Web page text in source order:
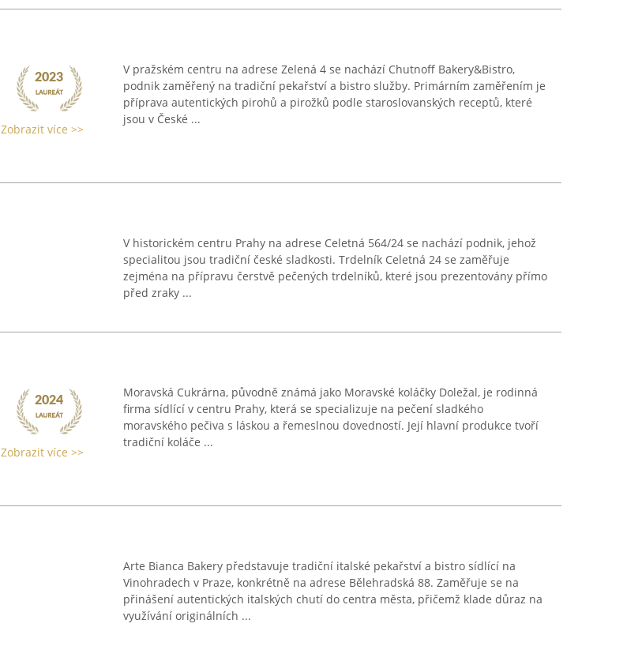
Zobrazit více >>
V pražském centru na adrese Zelená 4 se nachází Chutnoff Bakery&Bistro,
podnik zaměřený na tradiční pekařství a bistro služby. Primárním zaměřením je
příprava autentických pirohů a pirožků podle staroslovanských receptů, které
jsou v České ...
V historickém centru Prahy na adrese Celetná 564/24 se nachází podnik, jehož
specialitou jsou tradiční české sladkosti. Trdelník Celetná 24 se zaměřuje
zejména na přípravu čerstvě pečených trdelníků, které jsou prezentovány přímo
před zraky ...
Zobrazit více >>
Moravská Cukrárna, původně známá jako Moravské koláčky Doležal, je rodinná
firma sídlící v centru Prahy, která se specializuje na pečení sladkého
moravského pečiva s láskou a řemeslnou dovedností. Její hlavní produkce tvoří
tradiční koláče ...
Arte Bianca Bakery představuje tradiční italské pekařství a bistro sídlící na
Vinohradech v Praze, konkrétně na adrese Bělehradská 88. Zaměřuje se na
přinášení autentických italských chutí do centra města, přičemž klade důraz na
využívání originálních ...